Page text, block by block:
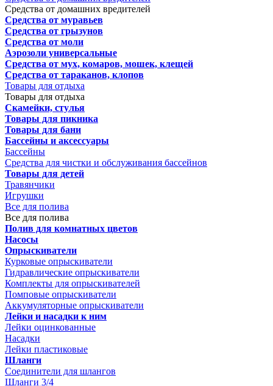
Средства от домашних вредителей
Средства от муравьев
Средства от грызунов
Средства от моли
Аэрозоли универсальные
Средства от мух, комаров, мошек, клещей
Средства от тараканов, клопов
Товары для отдыха
Товары для отдыха
Скамейки, стулья
Товары для пикника
Товары для бани
Бассейны и аксессуары
Бассейны
Средства для чистки и обслуживания бассейнов
Товары для детей
Травянчики
Игрушки
Все для полива
Все для полива
Полив для комнатных цветов
Насосы
Опрыскиватели
Курковые опрыскиватели
Гидравлические опрыскиватели
Комплекты для опрыскивателей
Помповые опрыскиватели
Аккумуляторные опрыскиватели
Лейки и насадки к ним
Лейки оцинкованные
Насадки
Лейки пластиковые
Шланги
Соединители для шлангов
Шланги 3/4